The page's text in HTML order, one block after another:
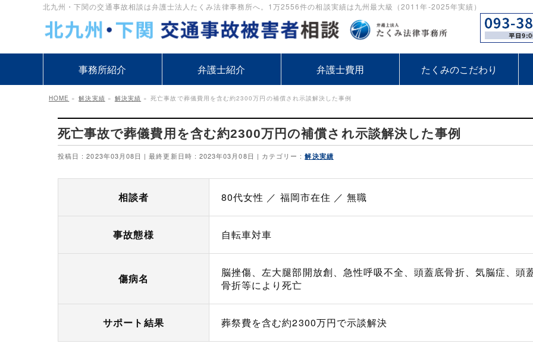
北九州・下関の交通事故相談は弁護士法人たくみ法律事務所へ。1万2556件の相談実績は九州最大級（2011年-2025年実績）
事務所紹介 弁護士紹介 弁護士費用 たくみのこだわり
HOME » 解決実績 » 解決実績 » 死亡事故で葬儀費用を含む約2300万円の補償され示談解決した事例
死亡事故で葬儀費用を含む約2300万円の補償され示談解決した事例
投稿日 : 2023年03月08日 最終更新日時 : 2023年03月08日 カテゴリー :解決実績
相談者 80代女性 ／ 福岡市在住 ／ 無職
事故態様 自転車対車
傷病名
脳挫傷、左大腿部開放創、急性呼吸不全、頭蓋底骨折、気脳症、頭
骨折等により死亡
サポート結果 葬祭費を含む約2300万円で示談解決